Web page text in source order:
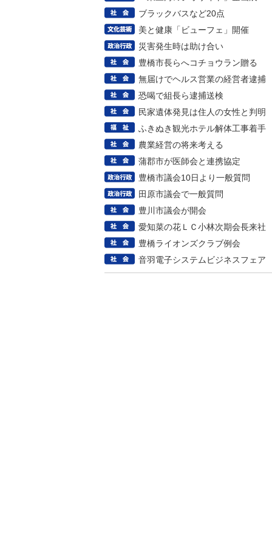
ブラックバスなど20点
美と健康「ビューフェ」開催
災害発生時は助け合い
豊橋市長らへコチョウラン贈る
無届けでヘルス営業の経営者逮捕
恐喝で組長ら逮捕送検
民家遺体発見は住人の女性と判明
ふきぬき観光ホテル解体工事着手
農業経営の将来考える
蒲郡市が医師会と連携協定
豊橋市議会10日より一般質問
田原市議会で一般質問
豊川市議会が開会
愛知菜の花ＬＣ小林次期会長来社
豊橋ライオンズクラブ例会
音羽電子システムビジネスフェア